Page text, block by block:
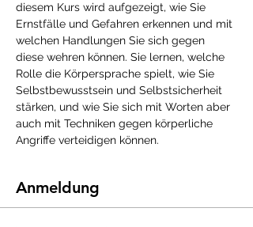
diesem Kurs wird aufgezeigt, wie Sie
Ernstfälle und Gefahren erkennen und mit
welchen Handlungen Sie sich gegen
diese wehren können. Sie lernen, welche
Rolle die Körpersprache spielt, wie Sie
Selbstbewusstsein und Selbstsicherheit
stärken, und wie Sie sich mit Worten aber
auch mit Techniken gegen körperliche
Angriffe verteidigen können.
Anmeldung